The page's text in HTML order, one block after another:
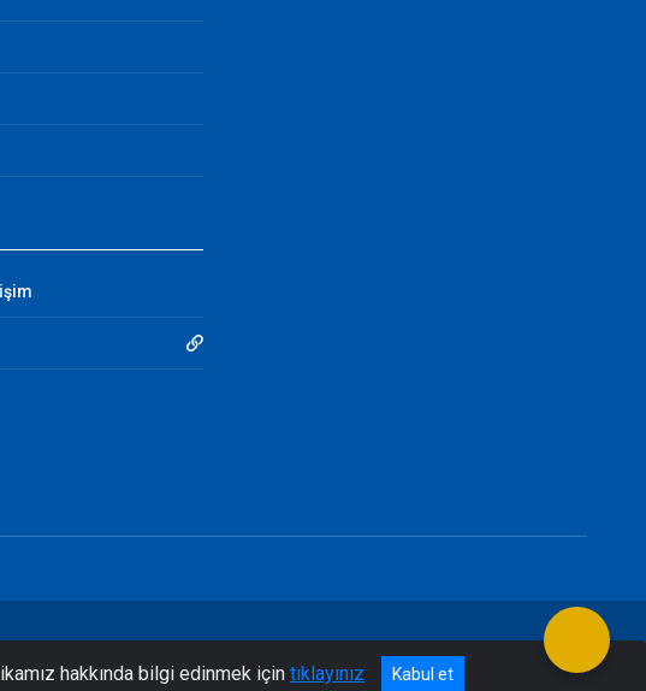
hakkında bilgi edinmek için tıklayınız Kabul et